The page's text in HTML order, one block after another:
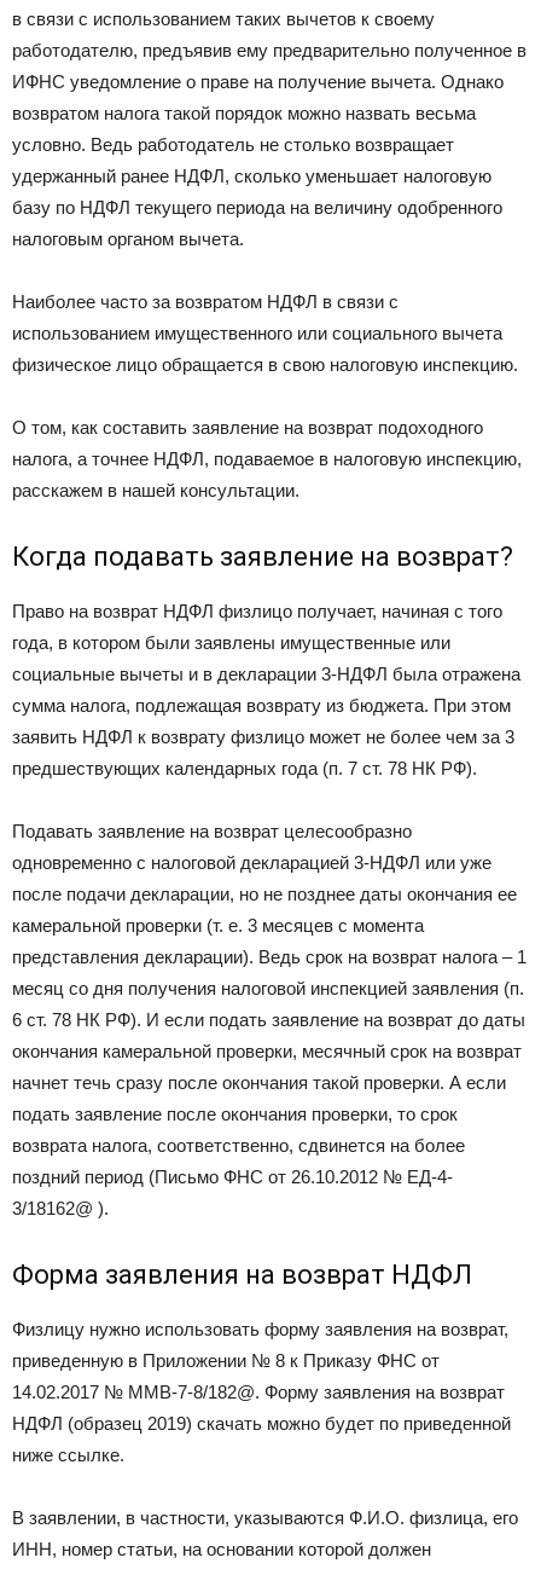
в связи с использованием таких вычетов к своему
работодателю, предъявив ему предварительно полученное в
ИФНС уведомление о праве на получение вычета. Однако
возвратом налога такой порядок можно назвать весьма
условно. Ведь работодатель не столько возвращает
удержанный ранее НДФЛ, сколько уменьшает налоговую
базу по НДФЛ текущего периода на величину одобренного
налоговым органом вычета.
Наиболее часто за возвратом НДФЛ в связи с
использованием имущественного или социального вычета
физическое лицо обращается в свою налоговую инспекцию.
О том, как составить заявление на возврат подоходного
налога, а точнее НДФЛ, подаваемое в налоговую инспекцию,
расскажем в нашей консультации.
Когда подавать заявление на возврат?
Право на возврат НДФЛ физлицо получает, начиная с того
года, в котором были заявлены имущественные или
социальные вычеты и в декларации 3-НДФЛ была отражена
сумма налога, подлежащая возврату из бюджета. При этом
заявить НДФЛ к возврату физлицо может не более чем за 3
предшествующих календарных года (п. 7 ст. 78 НК РФ).
Подавать заявление на возврат целесообразно
одновременно с налоговой декларацией 3-НДФЛ или уже
после подачи декларации, но не позднее даты окончания ее
камеральной проверки (т. е. 3 месяцев с момента
представления декларации). Ведь срок на возврат налога – 1
месяц со дня получения налоговой инспекцией заявления (п.
6 ст. 78 НК РФ). И если подать заявление на возврат до даты
окончания камеральной проверки, месячный срок на возврат
начнет течь сразу после окончания такой проверки. А если
подать заявление после окончания проверки, то срок
возврата налога, соответственно, сдвинется на более
поздний период (Письмо ФНС от 26.10.2012 № ЕД-4-
3/18162@ ).
Форма заявления на возврат НДФЛ
Физлицу нужно использовать форму заявления на возврат,
приведенную в Приложении № 8 к Приказу ФНС от
14.02.2017 № ММВ-7-8/182@. Форму заявления на возврат
НДФЛ (образец 2019) скачать можно будет по приведенной
ниже ссылке.
В заявлении, в частности, указываются Ф.И.О. физлица, его
ИНН, номер статьи, на основании которой должен